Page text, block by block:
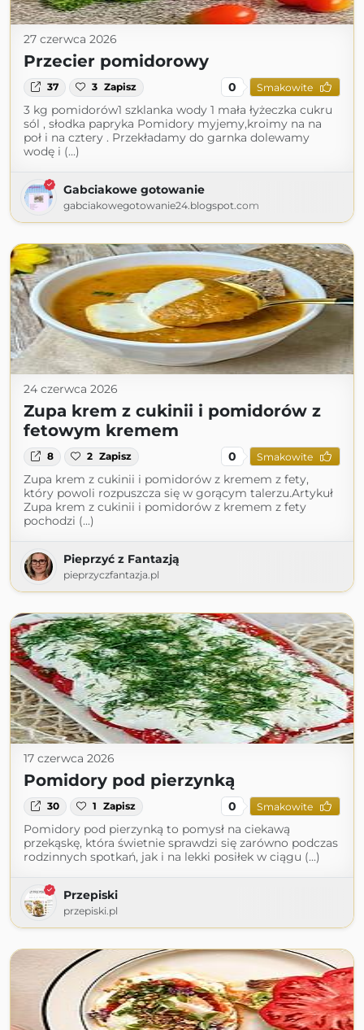
27 czerwca 2026
Przecier pomidorowy
37 3 Zapisz 0 Smakowite
3 kg pomidorów1 szklanka wody 1 mała łyżeczka cukru
sól , słodka papryka Pomidory myjemy,kroimy na na
poł i na cztery . Przekładamy do garnka dolewamy
wodę i (...)
Gabciakowe gotowanie
gabciakowegotowanie24.blogspot.com
24 czerwca 2026
Zupa krem z cukinii i pomidorów z
fetowym kremem
8 2 Zapisz 0 Smakowite
Zupa krem z cukinii i pomidorów z kremem z fety,
który powoli rozpuszcza się w gorącym talerzu.Artykuł
Zupa krem z cukinii i pomidorów z kremem z fety
pochodzi (...)
Pieprzyć z Fantazją
pieprzyczfantazja.pl
17 czerwca 2026
Pomidory pod pierzynką
30 1 Zapisz 0 Smakowite
Pomidory pod pierzynką to pomysł na ciekawą
przekąskę, która świetnie sprawdzi się zarówno podczas
rodzinnych spotkań, jak i na lekki posiłek w ciągu (...)
Przepiski
przepiski.pl